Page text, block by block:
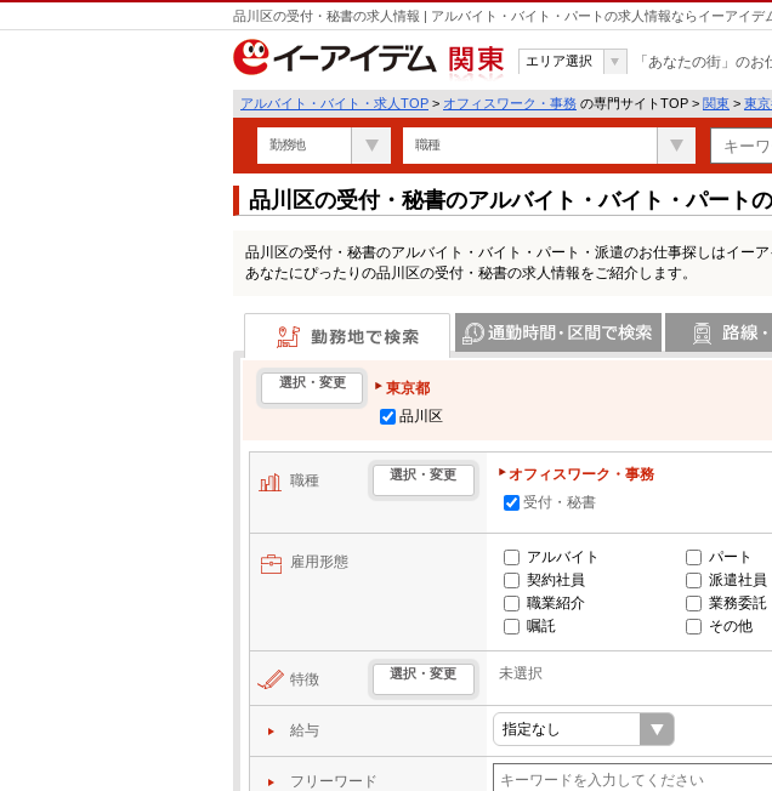
品川区の受付・秘書の求人情報 | アルバイト・バイト・パートの求人情報ならイーアイデ
関東
エリア選択 「あなたの街」の
アルバイト・バイト・求人TOP > オフィスワーク・事務 の専門サイトTOP > 関東 > 東
勤務地 職種
品川区の受付・秘書のアルバイト・バイト・パート
品川区の受付・秘書のアルバイト・バイト・パート・派遣のお仕事探しはイーア
あなたにぴったりの品川区の受付・秘書の求人情報をご紹介します。
勤務地で検索
選択・変更
東京都
品川区
職種 選択・変更
オフィスワーク・事務
受付・秘書
雇用形態 アルバイト パート
契約社員
派遣社員
職業紹介
業務委託
嘱託
その他
特徴 選択・変更 未選択
給与
フリーワード